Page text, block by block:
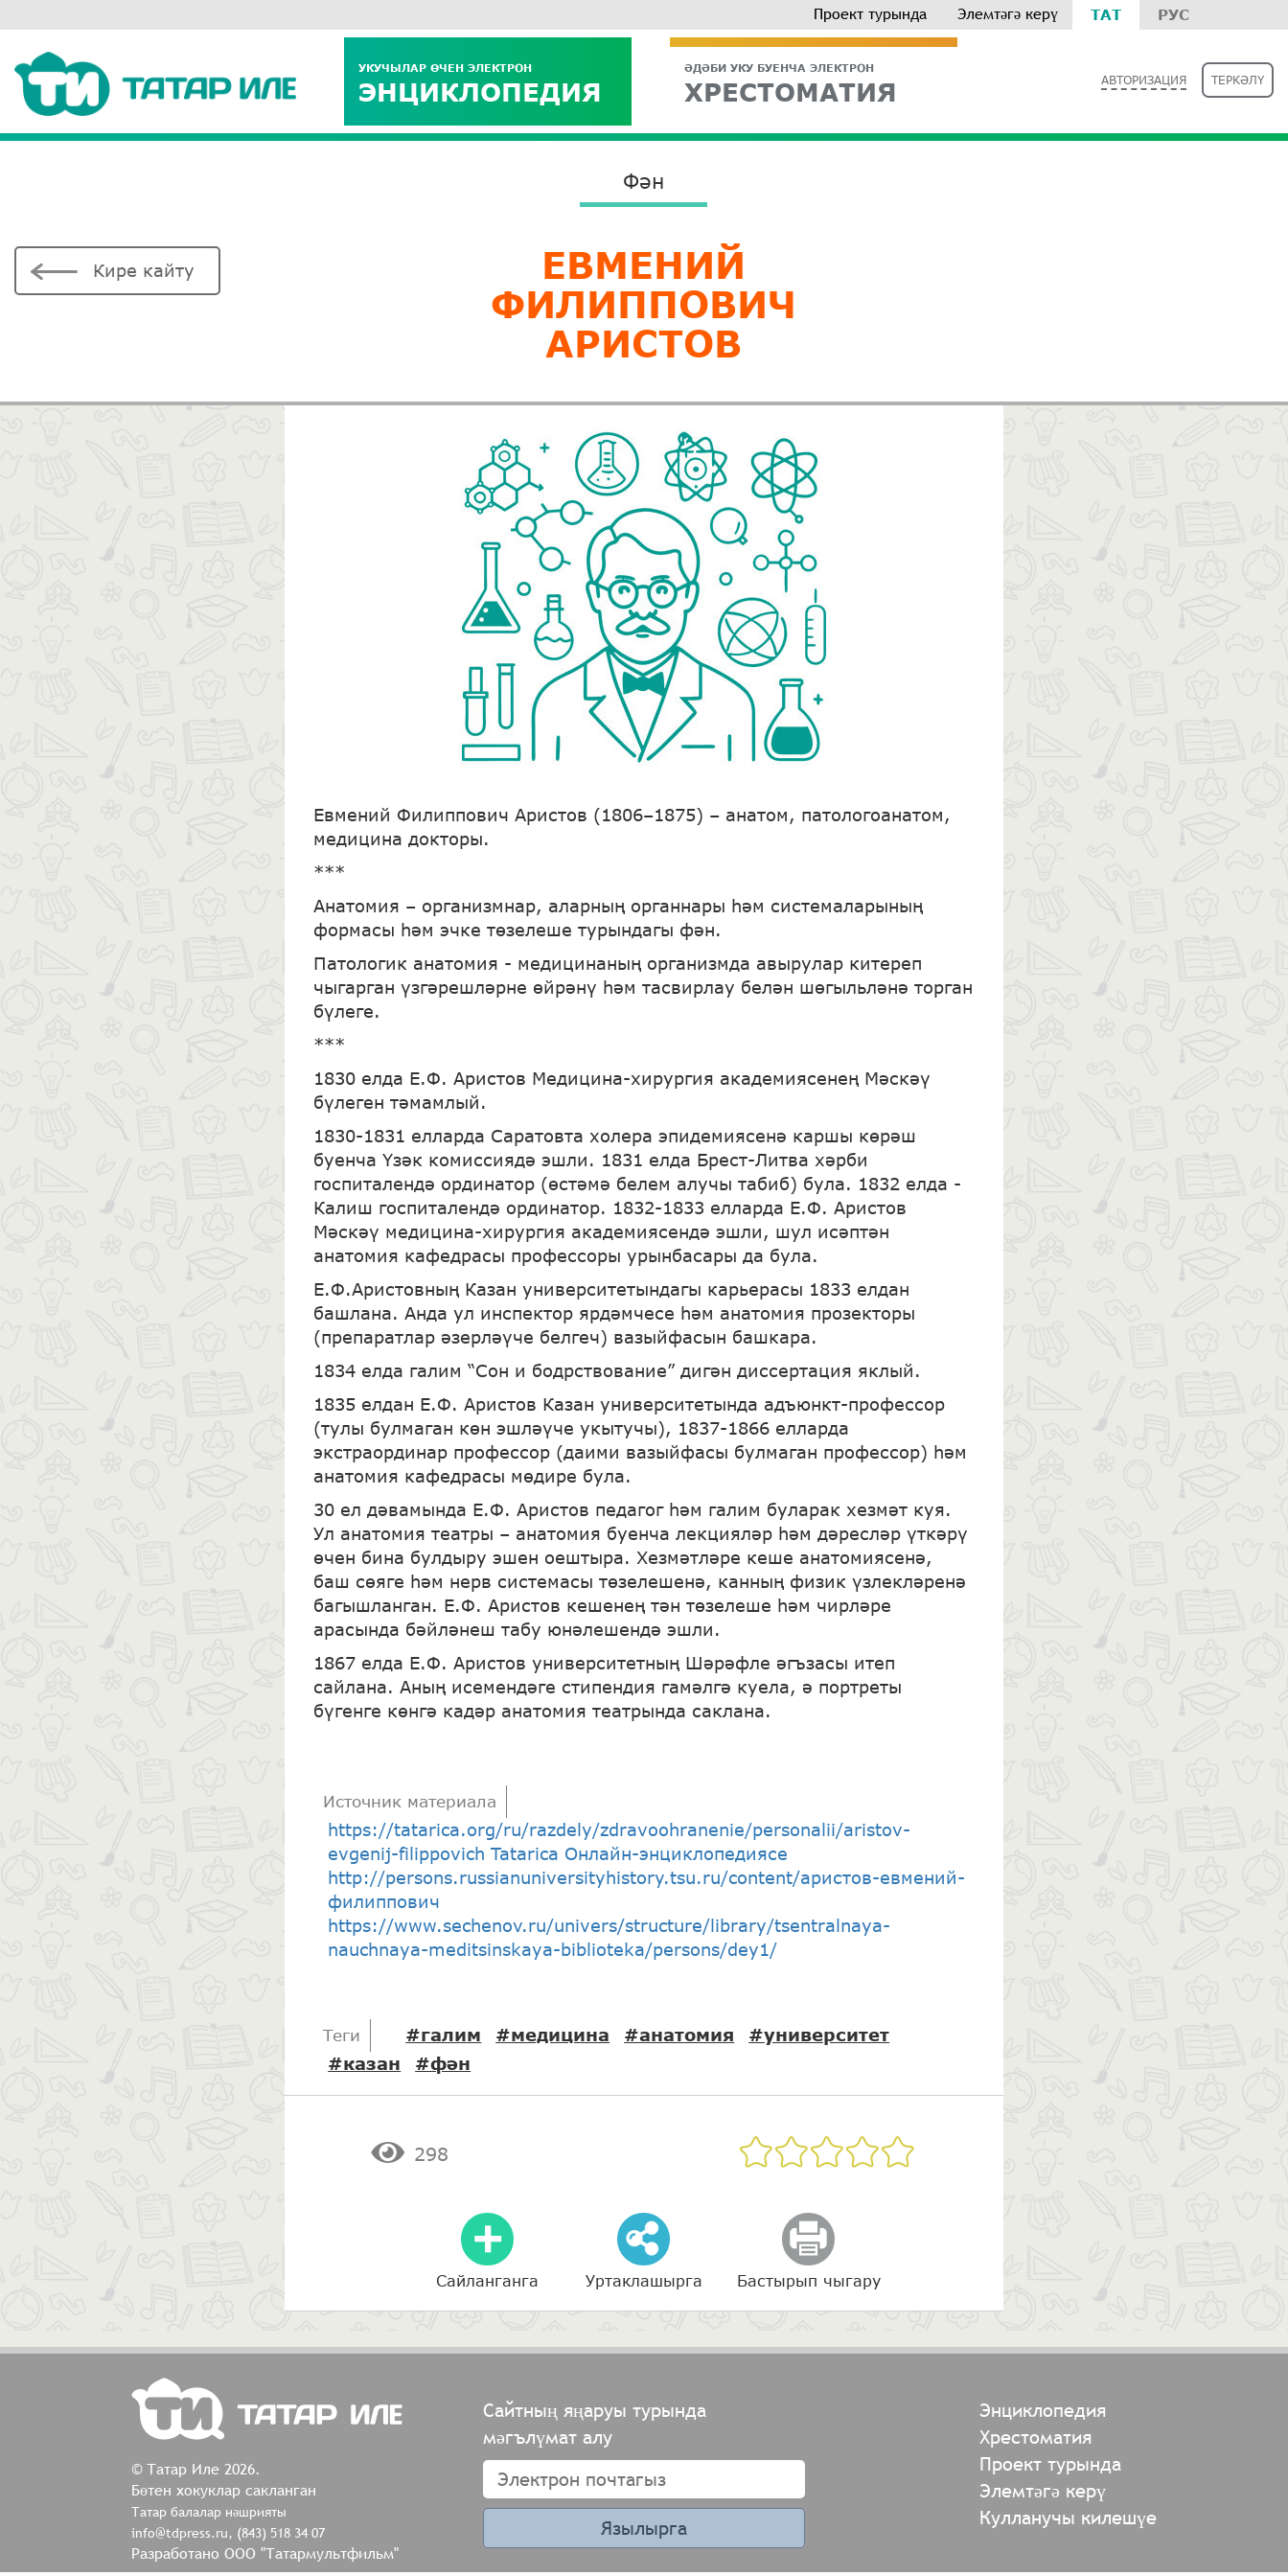
ТАТ РУС
Проект турында Элемтәгә керү
УКУЧЫЛАР ӨЧЕН ЭЛЕКТРОН
ЭНЦИКЛОПЕДИЯ
ӘДӘБИ УКУ БУЕНЧА ЭЛЕКТРОН
ХРЕСТОМАТИЯ АВТОРИЗАЦИЯ ТЕРКӘЛҮ
Кире кайту
Фән
ЕВМЕНИЙ
ФИЛИППОВИЧ
АРИСТОВ
Евмений Филиппович Аристов (1806–1875) – анатом, патологоанатом,
медицина докторы.
***
Анатомия – организмнар, аларның органнары һәм системаларының
формасы һәм эчке төзелеше турындагы фән.
Патологик анатомия - медицинаның организмда авырулар китереп
чыгарган үзгәрешләрне өйрәнү һәм тасвирлау белән шөгыльләнә торган
бүлеге.
***
1830 елда Е.Ф. Аристов Медицина-хирургия академиясенең Мәскәү
бүлеген тәмамлый.
1830-1831 елларда Саратовта холера эпидемиясенә каршы көрәш
буенча Үзәк комиссиядә эшли. 1831 елда Брест-Литва хәрби
госпиталендә ординатор (өстәмә белем алучы табиб) була. 1832 елда -
Калиш госпиталендә ординатор. 1832-1833 елларда Е.Ф. Аристов
Мәскәү медицина-хирургия академиясендә эшли, шул исәптән
анатомия кафедрасы профессоры урынбасары да була.
Е.Ф.Аристовның Казан университетындагы карьерасы 1833 елдан
башлана. Анда ул инспектор ярдәмчесе һәм анатомия прозекторы
(препаратлар әзерләүче белгеч) вазыйфасын башкара.
1834 елда галим “Сон и бодрствование” дигән диссертация яклый.
1835 елдан Е.Ф. Аристов Казан университетында адъюнкт-профессор
(тулы булмаган көн эшләүче укытучы), 1837-1866 елларда
экстраординар профессор (даими вазыйфасы булмаган профессор) һәм
анатомия кафедрасы мөдире була.
30 ел дәвамында Е.Ф. Аристов педагог һәм галим буларак хезмәт куя.
Ул анатомия театры – анатомия буенча лекцияләр һәм дәресләр үткәрү
өчен бина булдыру эшен оештыра. Хезмәтләре кеше анатомиясенә,
баш сөяге һәм нерв системасы төзелешенә, канның физик үзлекләренә
багышланган. Е.Ф. Аристов кешенең тән төзелеше һәм чирләре
арасында бәйләнеш табу юнәлешендә эшли.
1867 елда Е.Ф. Аристов университетның Шәрәфле әгъзасы итеп
сайлана. Аның исемендәге стипендия гамәлгә куела, ә портреты
бүгенге көнгә кадәр анатомия театрында саклана.
Источник материала
https://tatarica.org/ru/razdely/zdravoohranenie/personalii/aristov-
evgenij-filippovich Tatarica Онлайн-энциклопедиясе
http://persons.russianuniversityhistory.tsu.ru/content/аристов-евмений-
филиппович
https://www.sechenov.ru/univers/structure/library/tsentralnaya-
nauchnaya-meditsinskaya-biblioteka/persons/dey1/
Теги #галим #медицина #анатомия
#университет
#казан
#фән
298
Сайланганга Уртаклашырга Бастырып чыгару
© Татар Иле 2026.
Бөтен хокуклар сакланган
Татар балалар нәшрияты
info@tdpress.ru, (843) 518 34 07
Разработано ООО "Татармультфильм"
Энциклопедия
Хрестоматия
Проект турында
Элемтәгә керү
Кулланучы килешүе
Сайтның яңаруы турында
мәгълүмат алу
Язылырга